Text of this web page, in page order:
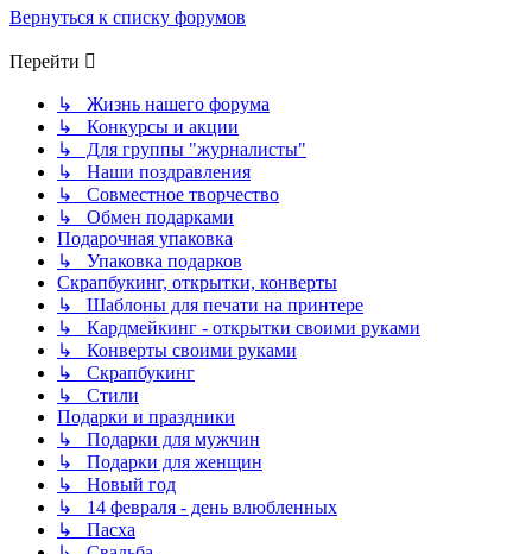
Вернуться к списку форумов
Перейти
↳ Жизнь нашего форума
↳ Конкурсы и акции
↳ Для группы "журналисты"
↳ Наши поздравления
↳ Совместное творчество
↳ Обмен подарками
Подарочная упаковка
↳ Упаковка подарков
Скрапбукинг, открытки, конверты
↳ Шаблоны для печати на принтере
↳ Кардмейкинг - открытки своими руками
↳ Конверты своими руками
↳ Скрапбукинг
↳ Стили
Подарки и праздники
↳ Подарки для мужчин
↳ Подарки для женщин
↳ Новый год
↳ 14 февраля - день влюбленных
↳ Пасха